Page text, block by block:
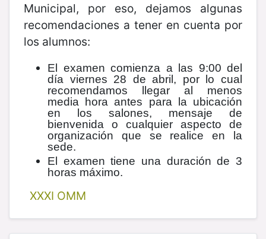
Municipal, por eso, dejamos algunas
recomendaciones a tener en cuenta por
los alumnos:
El examen comienza a las 9:00 del
día viernes 28 de abril, por lo cual
recomendamos llegar al menos
media hora antes para la ubicación
en los salones, mensaje de
bienvenida o cualquier aspecto de
organización que se realice en la
sede.
El examen tiene una duración de 3
horas máximo.
XXXI OMM